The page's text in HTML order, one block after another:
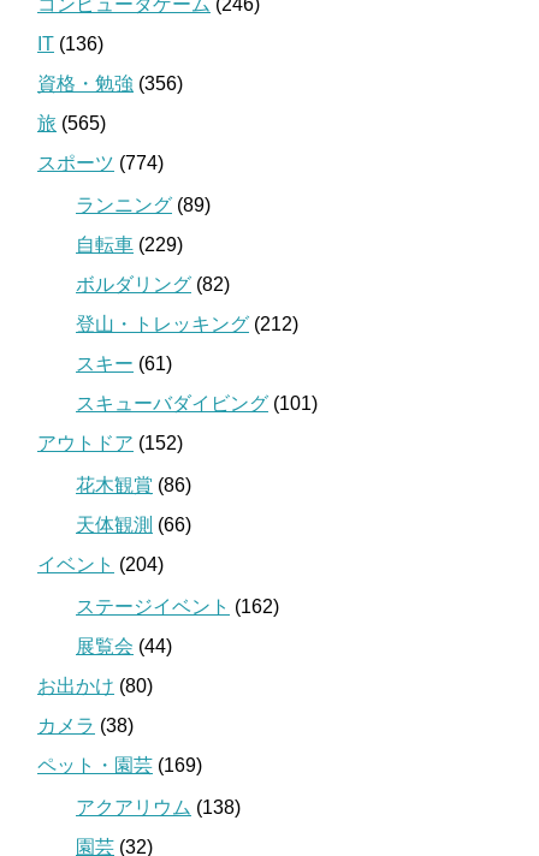
コンピュータゲーム (246)
IT (136)
資格・勉強 (356)
旅 (565)
スポーツ (774)
ランニング (89)
自転車 (229)
ボルダリング (82)
登山・トレッキング (212)
スキー (61)
スキューバダイビング (101)
アウトドア (152)
花木観賞 (86)
天体観測 (66)
イベント (204)
ステージイベント (162)
展覧会 (44)
お出かけ (80)
カメラ (38)
ペット・園芸 (169)
アクアリウム (138)
園芸 (32)